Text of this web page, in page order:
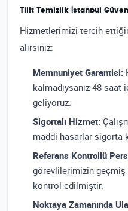
Tilit Temizlik İstanbul
Hizmetlerimizi tercih
alırsınız:
Memnuniyet Garantisi:
kalmadıysanız 48
geliyoruz.
Sigortalı Hizmet:
maddi hasarlar sigorta
Referans Kontrollü
görevlilerimizin geçmiş
kontrol edilmiştir.
Noktaya Zamanında